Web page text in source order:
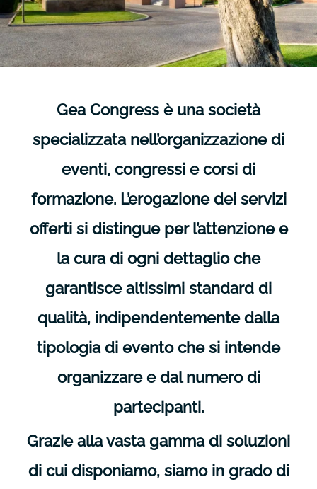
Gea Congress è una società
specializzata nell’organizzazione di
eventi, congressi e corsi di
formazione. L’erogazione dei servizi
offerti si distingue per l’attenzione e
la cura di ogni dettaglio che
garantisce altissimi standard di
qualità, indipendentemente dalla
tipologia di evento che si intende
organizzare e dal numero di
partecipanti.
Grazie alla vasta gamma di soluzioni
di cui disponiamo, siamo in grado di